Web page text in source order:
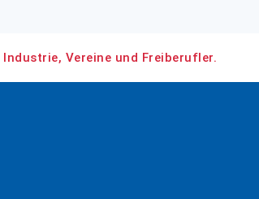
Vereine und Freiberufler.